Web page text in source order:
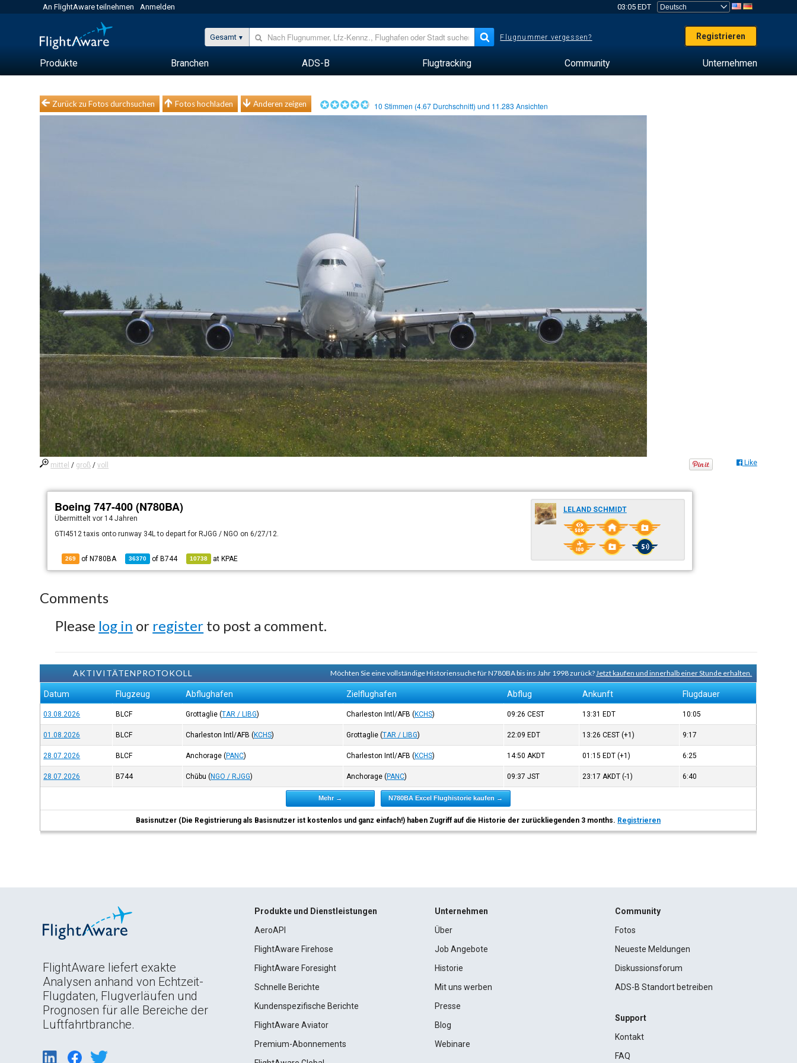
An FlightAware teilnehmen Anmelden 03:05 EDT
Gesamt Flugnummer vergessen? Registrieren
Produkte Branchen ADS-B Flugtracking Community Unternehmen
Zurück zu Fotos durchsuchen Fotos hochladen Anderen zeigen 10 Stimmen (4.67 Durchschnitt) und 11.283 Ansichten
mittel / groß /voll Like
Boeing 747-400 (N780BA)
Übermitteltvor 14 Jahren
GTI4512 taxis onto runway 34L to depart for RJGG / NGO on 6/27/12.
269 of N780BA 36370 of B744 10738 at KPAE
LELAND SCHMIDT
Comments
Please log in or register to post a comment.
AKTIVITÄTENPROTOKOLL Möchten Sie eine vollständige Historiensuche für N780BA bis ins Jahr 1998 zurück?Jetzt kaufen und innerhalb einer Stunde erhalten.
Datum Flugzeug Abflughafen Zielflughafen Abflug Ankunft Flugdauer
03.08.2026 BLCF Grottaglie (TAR / LIBG) Charleston Intl/AFB (KCHS) 09:26CEST 13:31 EDT 10:05
01.08.2026 BLCF Charleston Intl/AFB (KCHS) Grottaglie (TAR / LIBG) 22:09 EDT 13:26CEST (+1) 9:17
28.07.2026 BLCF Anchorage (PANC) Charleston Intl/AFB (KCHS) 14:50AKDT 01:15 EDT (+1) 6:25
28.07.2026 B744 Chūbu (NGO / RJGG) Anchorage (PANC) 09:37JST 23:17AKDT (-1) 6:40
Mehr → N780BA Excel Flughistorie kaufen →
Basisnutzer (Die Registrierung als Basisnutzer ist kostenlos und ganz einfach!) haben Zugriff auf die Historie der zurückliegenden 3 months. Registrieren
FlightAware liefert exakte
Analysen anhand von Echtzeit-
Flugdaten, Flugverläufen und
Prognosen für alle Bereiche der
Luftfahrtbranche.
Produkte und Dienstleistungen
AeroAPI
FlightAware Firehose
FlightAware Foresight
Schnelle Berichte
Kundenspezifische Berichte
FlightAware Aviator
Premium-Abonnements
Unternehmen
Über
Job Angebote
Historie
Mit uns werben
Presse
Blog
Webinare
Community
Fotos
Neueste Meldungen
Diskussionsforum
ADS-B Standort betreiben
Support
Kontakt
FAQ